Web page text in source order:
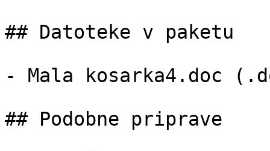
## Datoteke v paketu
- Mala kosarka4.doc
## Podobne priprave